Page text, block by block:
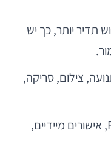
תדיר יותר, כך יש
צילום, סריקה,
: Push, אישורים מיידיים,